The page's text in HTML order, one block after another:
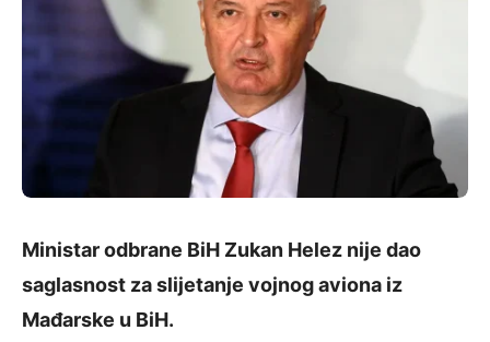
Ministar odbrane BiH Zukan Helez nije dao
saglasnost za slijetanje vojnog aviona iz
Mađarske u BiH.